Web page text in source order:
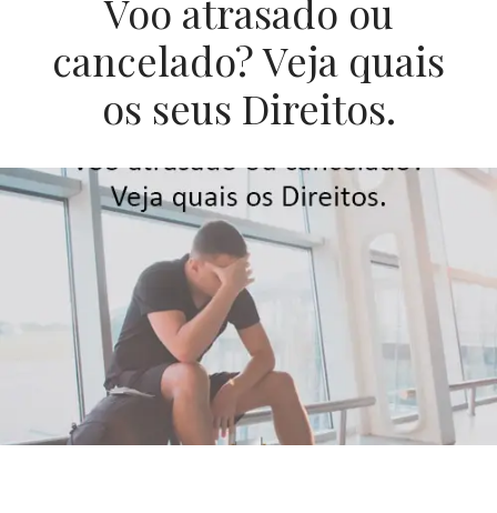
Voo atrasado ou
cancelado? Veja quais
os seus Direitos.